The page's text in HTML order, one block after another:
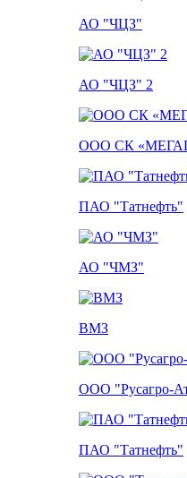
АО "ЧЦЗ"
АО "ЧЦЗ" 2
ООО СК
ПАО "Татнефть"
АО "ЧМЗ"
ВМЗ
ООО "Русагро-
ПАО "Татнефть"